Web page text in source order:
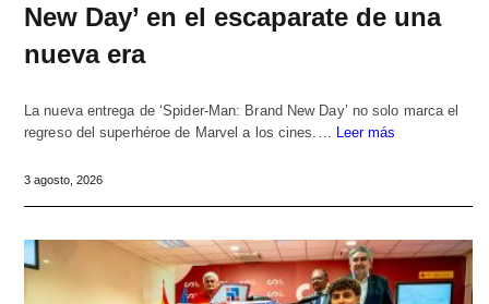
New Day’ en el escaparate de una
nueva era
La nueva entrega de ‘Spider-Man: Brand New Day’ no solo marca el
regreso del superhéroe de Marvel a los cines.…
Leer más
3 agosto, 2026